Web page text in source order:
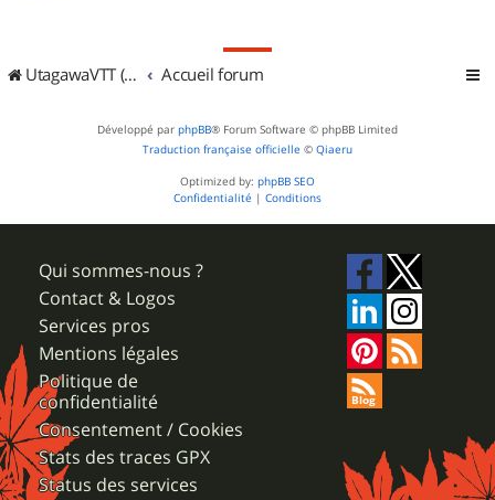
UtagawaVTT (Randos VTT et VTTAE avec traces GPS) Accueil forum
Développé par phpBB® Forum Software © phpBB Limited
Traduction française officielle © Qiaeru
Optimized by: phpBB SEO
Confidentialité | Conditions
Qui sommes-nous ?
Contact & Logos
Services pros
Mentions légales
Politique de
confidentialité
Consentement / Cookies
Stats des traces GPX
Status des services